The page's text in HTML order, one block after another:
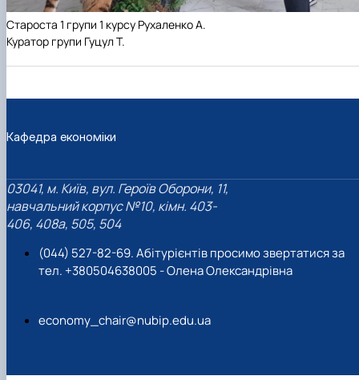
Староста 1 групи 1 курсу Рухаленко А.
Куратор групи Гуцул Т.
Кафедра економіки
03041, м. Київ, вул. Героїв Оборони, 11,
навчальний корпус №10, кімн. 403-
406, 408a, 505, 504
(044) 527-82-69. Абітурієнтів просимо звертатися за
тел. +380504638005 - Олена Олександрівна
economy_chair@nubip.edu.ua